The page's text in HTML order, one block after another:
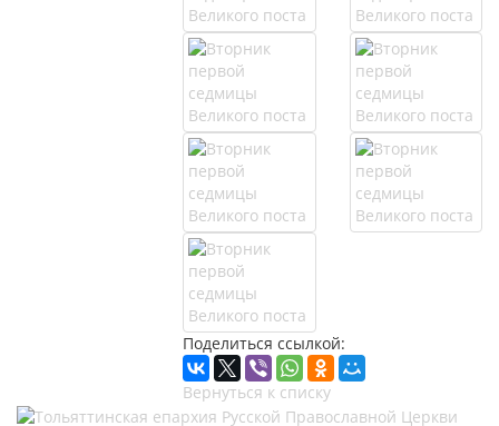
Поделиться ссылкой:
Вернуться к списку